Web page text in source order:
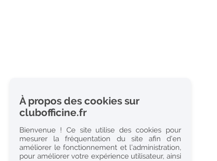
À propos des cookies sur
clubofficine.fr
Bienvenue ! Ce site utilise des cookies pour
mesurer la fréquentation du site afin d’en
améliorer le fonctionnement et l’administration,
pour améliorer votre expérience utilisateur, ainsi